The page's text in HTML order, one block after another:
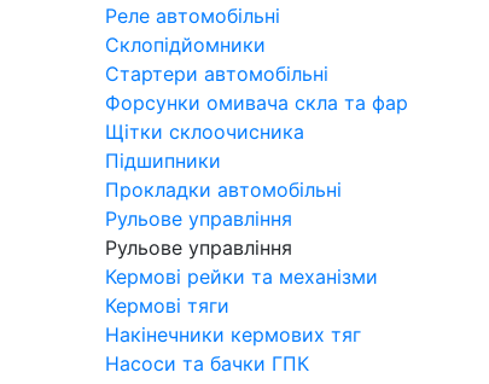
Реле автомобільні
Склопідйомники
Стартери автомобільні
Форсунки омивача скла та фар
Щітки склоочисника
Підшипники
Прокладки автомобільні
Рульове управління
Рульове управління
Кермові рейки та механізми
Кермові тяги
Накінечники кермових тяг
Насоси та бачки ГПК